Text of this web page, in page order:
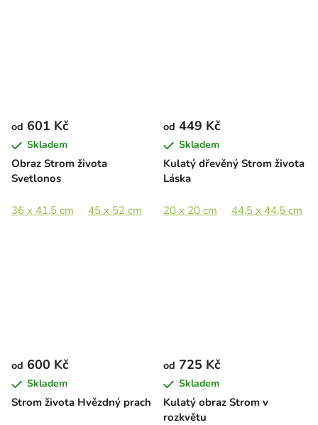
Obraz Strom života
Svetlonos
od 601 Kč
Skladem
36 x 41,5 cm 45 x 52 cm 65 x 75 cm 80 x 92 cm
Kulatý dřevěný Strom života
Láska
od 449 Kč
Skladem
20 x 20 cm 44,5 x 44,5 cm
Strom života Hvězdný prach
od 600 Kč
Skladem
Kulatý obraz Strom v
rozkvětu
od 725 Kč
Skladem